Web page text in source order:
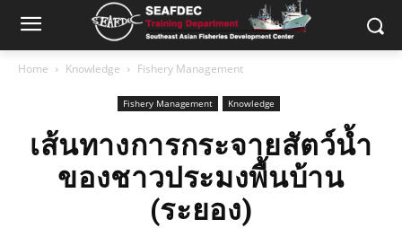
Home Knowledge Fishery Management
Fishery Management Knowledge
เส้นทางการกระจายสัตว์น้ำ
ของชาวประมงพื้นบ้าน
(ระยอง)